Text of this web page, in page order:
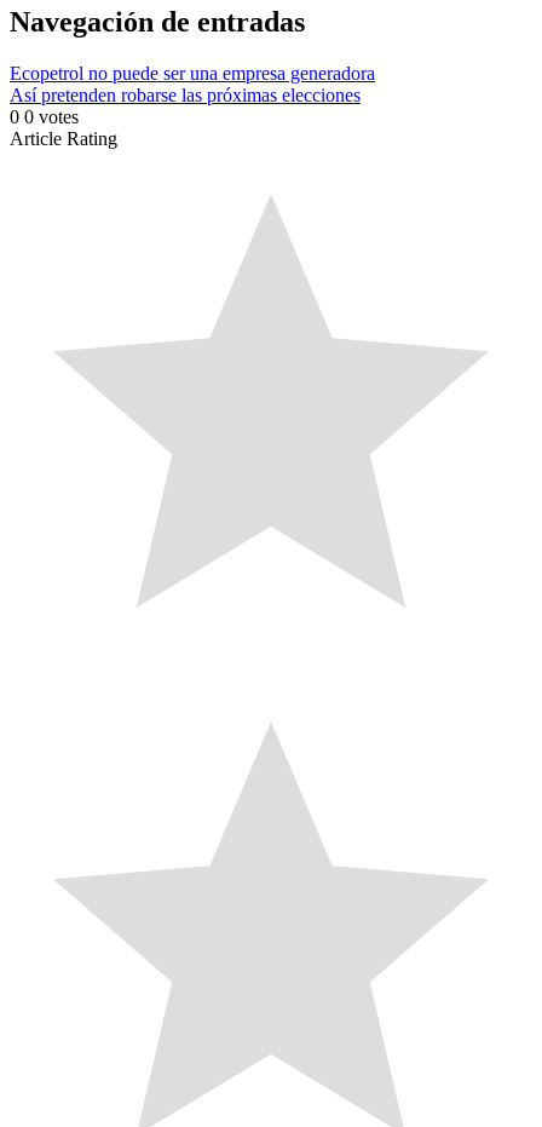
Navegación de entradas
Ecopetrol no puede ser una empresa generadora
Así pretenden robarse las próximas elecciones
0 0 votes
Article Rating